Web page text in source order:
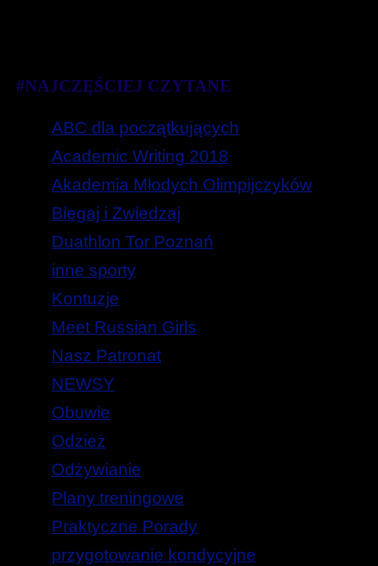
#NAJCZĘŚCIEJ CZYTANE
ABC dla początkujących
Academic Writing 2018
Akademia Młodych Olimpijczyków
Biegaj i Zwiedzaj
Duathlon Tor Poznań
inne sporty
Kontuzje
Meet Russian Girls
Nasz Patronat
NEWSY
Obuwie
Odzież
Odżywianie
Plany treningowe
Praktyczne Porady
przygotowanie kondycyjne